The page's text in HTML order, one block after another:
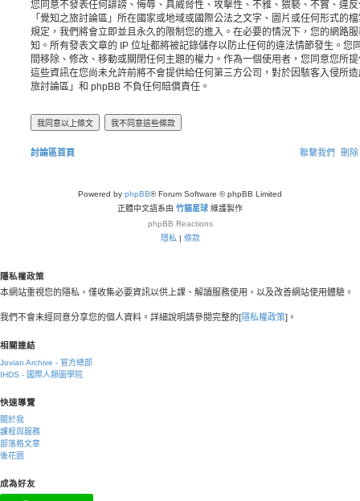
您同意不發表任何誹謗、侮辱、具威脅性、攻擊性、不雅、猥褻、不實、違
「覺知之旅討論區」所在國家或地域或國際公法之文字、圖片或任何形式的
規定，我們將會立即並且永久的限制您的進入。在必要的情況下，您的網路
知。所有發表文章的 IP 位址都將被記錄儲存以防止任何的違法情節發生。您
間移除、修改、移動或關閉任何主題的權力。作為一個使用者，您同意您所
這些資訊在您尚未允許前將不會提供給任何第三方公司，對於因駭客入侵所
旅討論區」和 phpBB 不負任何賠償責任。
討論區首頁 刪
聯繫我們
Powered by phpBB® Forum Software © phpBB Limited
正體中文語系由 竹貓星球 維護製作
phpBB Reactions
隱私 | 條款
隱私權政策
本網站重視您的隱私，僅收集必要資訊以供上課、解讀服務使用，以及改善網站使用體驗。
我們不會未經同意分享您的個人資料。詳細說明請參閱完整的[隱私權政策]。
相關連結
Jovian Archive - 官方總部
IHDS - 國際人類圖學院
快速導覽
關於我
課程與服務
部落格文章
後花園
成為好友